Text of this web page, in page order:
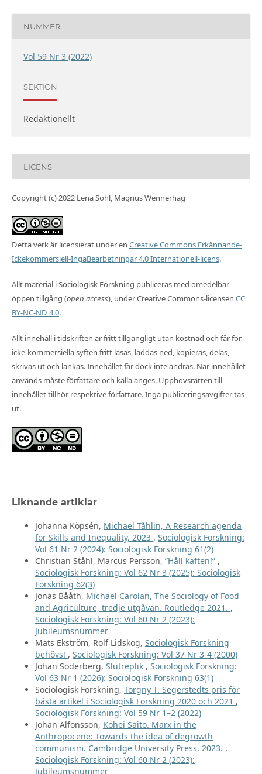
NUMMER
Vol 59 Nr 3 (2022)
SEKTION
Redaktionellt
LICENS
Copyright (c) 2022 Lena Sohl, Magnus Wennerhag
Detta verk är licensierat under en Creative Commons Erkännande-
Ickekommersiell-IngaBearbetningar 4.0 Internationell-licens.
Allt material i Sociologisk Forskning publiceras med omedelbar
öppen tillgång (open access), under Creative Commons-licensen CC
BY-NC-ND 4.0.
Allt innehåll i tidskriften är fritt tillgängligt utan kostnad och får för
icke-kommersiella syften fritt läsas, laddas ned, kopieras, delas,
skrivas ut och länkas. Innehållet får dock inte ändras. När innehållet
används måste författare och källa anges. Upphovsrätten till
innehållet tillhör respektive författare. Inga publiceringsavgifter tas
ut.
Liknande artiklar
Johanna Köpsén, Michael Tåhlin, A Research agenda
for Skills and Inequality, 2023 , Sociologisk Forskning:
Vol 61 Nr 2 (2024): Sociologisk Forskning 61(2)
Christian Ståhl, Marcus Persson, ”Håll käften!” ,
Sociologisk Forskning: Vol 62 Nr 3 (2025): Sociologisk
Forskning 62(3)
Jonas Bååth, Michael Carolan, The Sociology of Food
and Agriculture, tredje utgåvan. Routledge 2021. ,
Sociologisk Forskning: Vol 60 Nr 2 (2023):
Jubileumsnummer
Mats Ekström, Rolf Lidskog, Sociologisk Forskning
behövs! , Sociologisk Forskning: Vol 37 Nr 3-4 (2000)
Johan Söderberg, Slutreplik , Sociologisk Forskning:
Vol 63 Nr 1 (2026): Sociologisk Forskning 63(1)
Sociologisk Forskning, Torgny T. Segerstedts pris för
bästa artikel i Sociologisk Forskning 2020 och 2021 ,
Sociologisk Forskning: Vol 59 Nr 1–2 (2022)
Johan Alfonsson, Kohei Saito. Marx in the
Anthropocene: Towards the idea of degrowth
communism. Cambridge University Press, 2023. ,
Sociologisk Forskning: Vol 60 Nr 2 (2023):
Jubileumsnummer